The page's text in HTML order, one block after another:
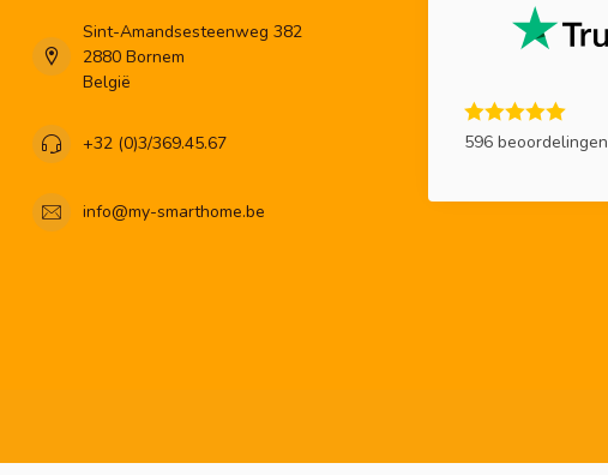
Sint-Amandsesteenweg 382
2880 Bornem
België
+32 (0)3/369.45.67
info@my-smarthome.be
596 beoordelingen